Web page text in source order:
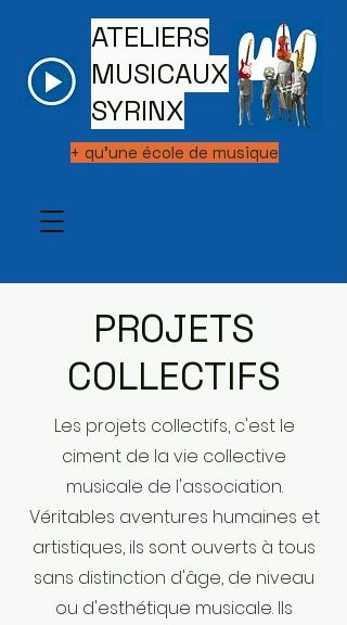
ATELIERS
MUSICAUX
SYRINX
+ qu'une école de musique
PROJETS
COLLECTIFS
Les projets collectifs, c'est le
ciment de la vie collective
musicale de l'association.
Véritables aventures humaines et
artistiques, ils sont ouverts à tous
sans distinction d'âge, de niveau
ou d'esthétique musicale. Ils